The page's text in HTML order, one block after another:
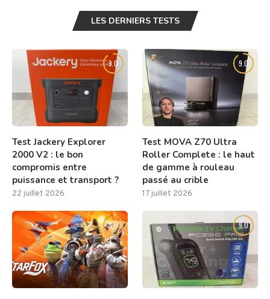
LES DERNIERS TESTS
9.0
Test Jackery Explorer
2000 V2 : le bon
compromis entre
puissance et transport ?
22 juillet 2026
9.0
Test MOVA Z70 Ultra
Roller Complete : le haut
de gamme à rouleau
passé au crible
17 juillet 2026
8.0 9.0